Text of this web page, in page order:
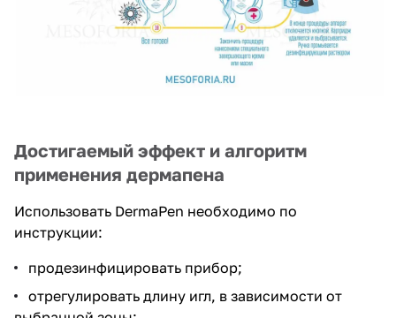
Достигаемый эффект и алгоритм
применения дермапена
Использовать DermaPen необходимо по
инструкции:
продезинфицировать прибор;
отрегулировать длину игл, в зависимости от